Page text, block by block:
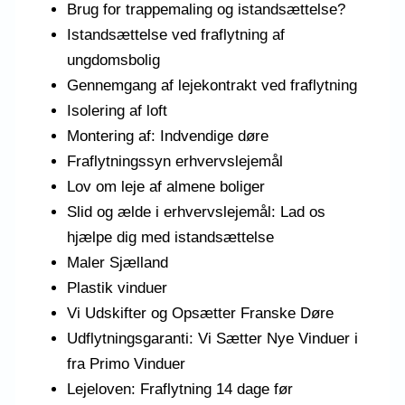
Brug for trappemaling og istandsættelse?
Istandsættelse ved fraflytning af
ungdomsbolig
Gennemgang af lejekontrakt ved fraflytning
Isolering af loft
Montering af: Indvendige døre
Fraflytningssyn erhvervslejemål
Lov om leje af almene boliger
Slid og ælde i erhvervslejemål: Lad os
hjælpe dig med istandsættelse
Maler Sjælland
Plastik vinduer
Vi Udskifter og Opsætter Franske Døre
Udflytningsgaranti: Vi Sætter Nye Vinduer i
fra Primo Vinduer
Lejeloven: Fraflytning 14 dage før